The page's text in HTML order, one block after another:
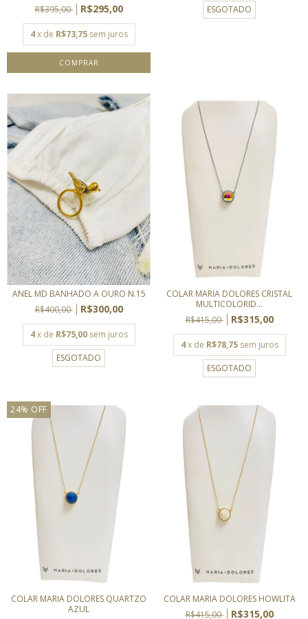
R$395,00
R$295,00
4 x de R$73,75 sem juros
ESGOTADO
ANEL MD BANHADO A OURO N.15
R$400,00
R$300,00
4 x de R$75,00 sem juros
ESGOTADO
COLAR MARIA DOLORES CRISTAL
MULTICOLORID...
R$415,00
R$315,00
4 x de R$78,75 sem juros
ESGOTADO
24% OFF
COLAR MARIA DOLORES QUARTZO
AZUL
COLAR MARIA DOLORES HOWLITA
R$415,00
R$315,00